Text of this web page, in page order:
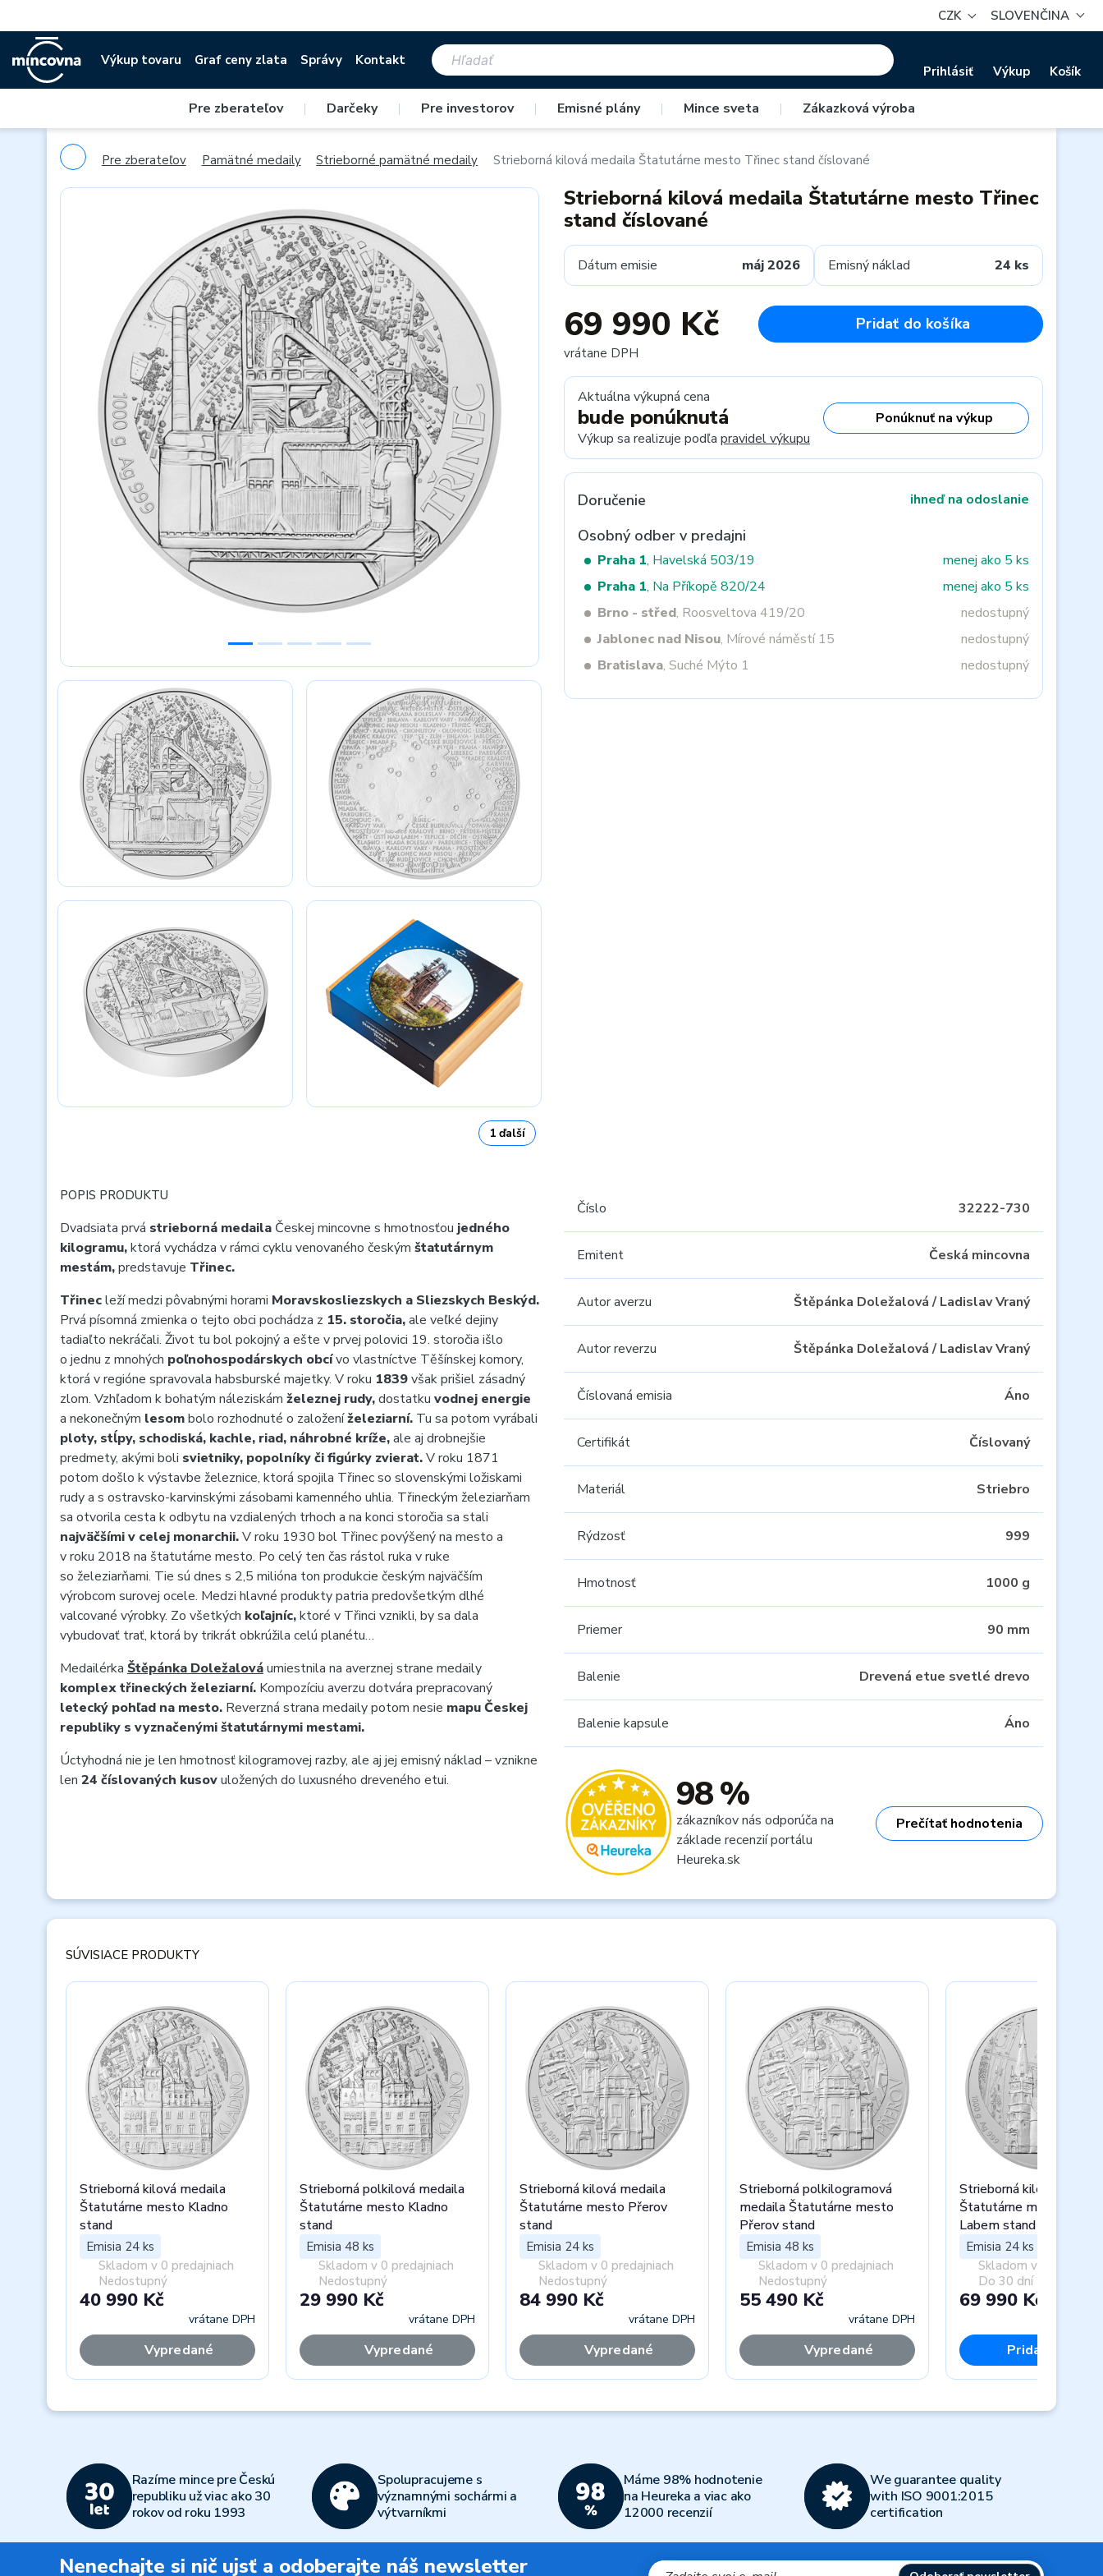
CZK SLOVENČINA
Výkup tovaru Graf ceny zlata Správy Kontakt
Prihlásiť Výkup Košík
Pre zberateľov | Darčeky | Pre investorov | Emisné plány | Mince sveta | Zákazková výroba
Pre zberateľov Pamätné medaily Strieborné pamätné medaily Strieborná kilová medaila Štatutárne mesto Třinec stand číslované
Previous
1 ďalší
Strieborná kilová medaila Štatutárne mesto Třinec
stand číslované
Dátum emisie máj 2026 Emisný náklad 24 ks
69 990 Kč
vrátane DPH
Pridať do košíka
Aktuálna výkupná cena
bude ponúknutá
Výkup sa realizuje podľa pravidel výkupu
Ponúknuť na výkup
Doručenie ihneď na odoslanie
Osobný odber v predajni
Praha 1, Havelská 503/19
menej ako 5 ks
Praha 1, Na Příkopě 820/24
menej ako 5 ks
Brno - střed, Roosveltova 419/20
nedostupný
Jablonec nad Nisou, Mírové náměstí 15
nedostupný
Bratislava, Suché Mýto 1 nedostupný
POPIS PRODUKTU
Dvadsiata prvá strieborná medaila Českej mincovne s hmotnosťou jedného
kilogramu,ktorá vychádza v rámci cyklu venovaného českým štatutárnym
mestám,predstavuje Třinec.
Třinecleží medzi pôvabnými horami Moravskosliezskych a Sliezskych Beskýd.
Prvá písomná zmienka o tejto obci pochádza z 15. storočia,ale veľké dejiny
tadiaľto nekráčali. Život tu bol pokojný a ešte v prvej polovici 19. storočia išlo
o jednu z mnohých poľnohospodárskych obcívo vlastníctve Těšínskej komory,
ktorá v regióne spravovala habsburské majetky. V roku 1839však prišiel zásadný
zlom. Vzhľadom k bohatým náleziskám železnej rudy,dostatku vodnej energie
a nekonečným lesombolo rozhodnuté o založeníželeziarní. Tu sa potom vyrábali
ploty, stĺpy, schodiská, kachle, riad, náhrobné kríže,ale aj drobnejšie
predmety, akými boli svietniky, popolníky či figúrky zvierat.V roku 1871
potom došlo k výstavbe železnice, ktorá spojila Třinec so slovenskými ložiskami
rudy a s ostravsko-karvinskými zásobami kamenného uhlia. Třineckým železiarňam
sa otvorila cesta k odbytu na vzdialených trhoch a na konci storočia sa stali
najväčšími v celej monarchii.V roku 1930 bol Třinec povýšený na mesto a
v roku 2018 na štatutárne mesto. Po celý ten čas rástol ruka v ruke
so železiarňami. Tie sú dnes s 2,5 milióna ton produkcie českým najväčším
výrobcom surovej ocele. Medzi hlavné produkty patria predovšetkým dlhé
valcované výrobky. Zo všetkých koľajníc,ktoré v Třinci vznikli, by sa dala
vybudovať trať, ktorá by trikrát obkrúžila celú planétu…
Medailérka Štěpánka Doležalováumiestnila na averznej strane medaily
komplex třineckých železiarní. Kompozíciu averzu dotvára prepracovaný
letecký pohľad na mesto. Reverzná strana medaily potom nesie mapu Českej
republiky s vyznačenými štatutárnymi mestami.
Úctyhodná nie je len hmotnosť kilogramovej razby, ale aj jej emisný náklad – vznikne
len 24 číslovaných kusovuložených do luxusného dreveného etui.
Číslo 32222-730
Emitent Česká mincovna
Autor averzu Štěpánka Doležalová / Ladislav Vraný
Autor reverzu Štěpánka Doležalová / Ladislav Vraný
Číslovaná emisia Áno
Certifikát Číslovaný
Materiál Striebro
Rýdzosť 999
Hmotnosť 1000 g
Priemer 90 mm
Balenie Drevená etue svetlé drevo
Balenie kapsule Áno
98 %
zákazníkov nás odporúča na
základe recenzií portálu
Heureka.sk
Prečítať hodnotenia
SÚVISIACE PRODUKTY
Strieborná kilová medaila
Štatutárne mesto Kladno
stand
Emisia 24 ks
Skladom v 0 predajniach
Nedostupný
40 990 Kč
vrátane DPH
Vypredané
Strieborná polkilová medaila
Štatutárne mesto Kladno
stand
Emisia 48 ks
Skladom v 0 predajniach
Nedostupný
29 990 Kč
vrátane DPH
Vypredané
Strieborná kilová medaila
Štatutárne mesto Přerov
stand
Emisia 24 ks
Skladom v 0 predajniach
Nedostupný
84 990 Kč
vrátane DPH
Vypredané
Strieborná polkilogramová
medaila Štatutárne mesto
Přerov stand
Emisia 48 ks
Skladom v 0 predajniach
Nedostupný
55 490 Kč
vrátane DPH
Vypredané
Strieborná kilová
Štatutárne mesto Ústí
Labem stand
Emisia 24 ks
Skladom v 0
Do 30 dní
69 990 Kč
Pridať do
Razíme mince pre Českú
republiku už viac ako 30
rokov od roku 1993
Spolupracujeme s
významnými sochármi a
výtvarníkmi
Máme 98% hodnotenie
na Heureka a viac ako
12000 recenzií
We guarantee quality
with ISO 9001:2015
certification
Nenechajte si nič ujsť a odoberajte náš newsletter